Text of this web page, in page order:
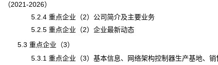
（2021-2026）
5.2.4 重点企业（2）公司简介及主要业务
5.2.5 重点企业（2）企业最新动态
5.3 重点企业（3）
5.3.1 重点企业（3）基本信息、网络架构控制器生产基地、销